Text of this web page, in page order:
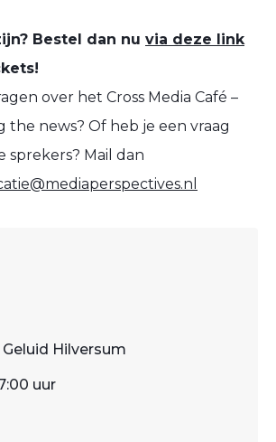
Bestel dan nu via deze link
over het Cross Media Café –
the news? Of heb je een vraag
sprekers? Mail dan
Geluid Hilversum
uur